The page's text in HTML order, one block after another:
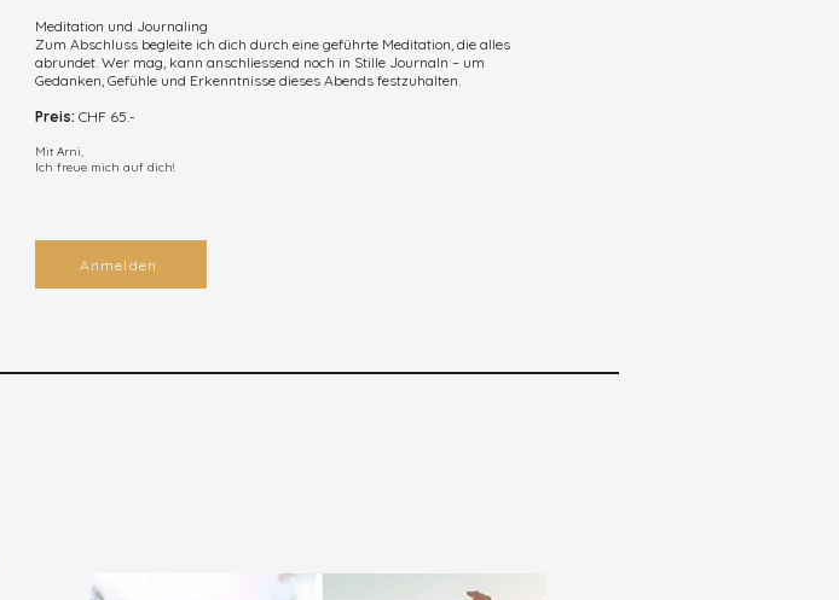
Meditation und Journaling
Zum Abschluss begleite ich dich durch eine geführte Meditation, die alles
abrundet. Wer mag, kann anschliessend noch in Stille Journaln – um
Gedanken, Gefühle und Erkenntnisse dieses Abends festzuhalten.
Preis: CHF 65.-
Mit Arni,
Ich freue mich auf dich!
Anmelden